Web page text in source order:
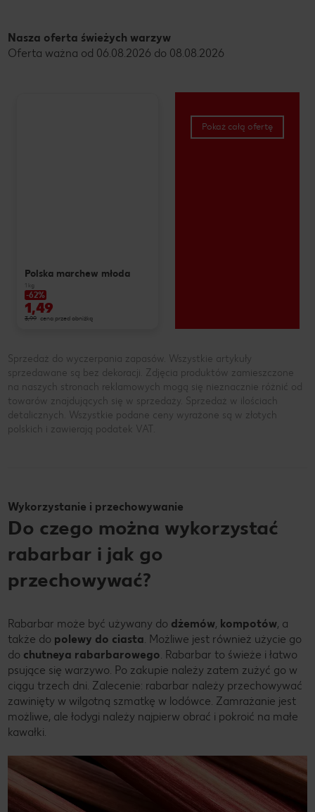
Nasza oferta świeżych warzyw
Oferta ważna od 06.08.2026 do 08.08.2026
Polska marchew młoda
1 kg
-62%
1,49
3,99 cena przed obniżką
Pokaż całą ofertę
Sprzedaż do wyczerpania zapasów. Wszystkie artykuły
sprzedawane są bez dekoracji. Zdjęcia produktów zamieszczone
na naszych stronach reklamowych mogą się nieznacznie różnić od
towarów znajdujących się w sprzedaży. Sprzedaż w ilościach
detalicznych. Wszystkie podane ceny wyrażone są w złotych
polskich i zawierają podatek VAT.
Wykorzystanie i przechowywanie
Do czego można wykorzystać
rabarbar i jak go
przechowywać?
Rabarbar może być używany do dżemów, kompotów, a
także do polewy do ciasta. Możliwe jest również użycie go
do chutneya rabarbarowego. Rabarbar to świeże i łatwo
psujące się warzywo. Po zakupie należy zatem zużyć go w
ciągu trzech dni. Zalecenie: rabarbar należy przechowywać
zawinięty w wilgotną szmatkę w lodówce. Zamrażanie jest
możliwe, ale łodygi należy najpierw obrać i pokroić na małe
kawałki.